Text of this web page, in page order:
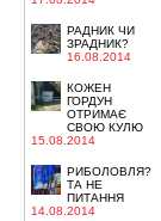
РАДНИК ЧИ
ЗРАДНИК?
16.08.2014
КОЖЕН
ГОРДУН
ОТРИМАЄ
СВОЮ КУЛЮ
15.08.2014
РИБОЛОВЛЯ?
ТА НЕ
ПИТАННЯ
14.08.2014